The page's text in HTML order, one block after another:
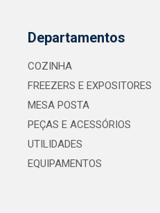
Departamentos
COZINHA
FREEZERS E EXPOSITORES
MESA POSTA
PEÇAS E ACESSÓRIOS
UTILIDADES
EQUIPAMENTOS